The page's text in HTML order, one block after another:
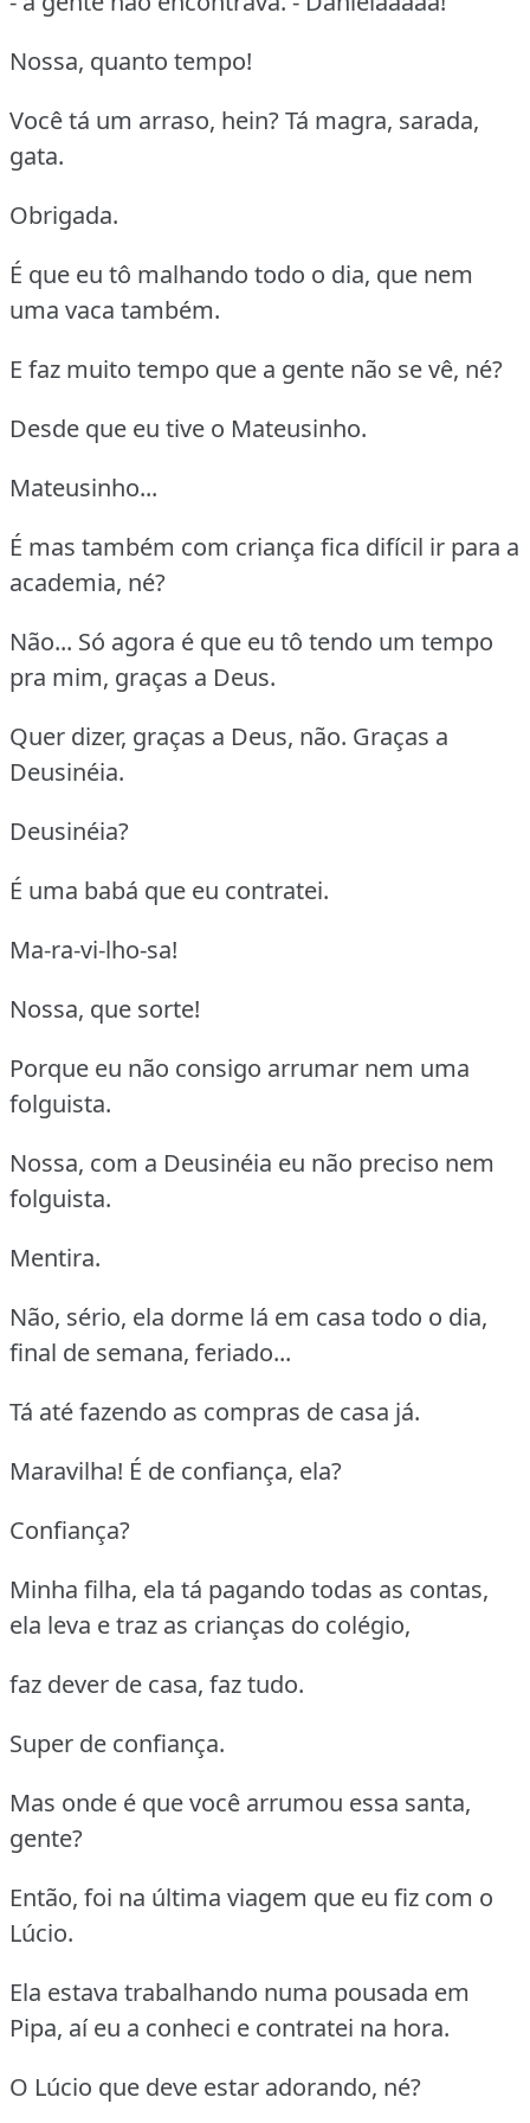
Nossa, quanto tempo!
Você tá um arraso, hein? Tá magra, sarada,
gata.
Obrigada.
É que eu tô malhando todo o dia, que nem
uma vaca também.
E faz muito tempo que a gente não se vê, né?
Desde que eu tive o Mateusinho.
Mateusinho...
É mas também com criança fica difícil ir para a
academia, né?
Não... Só agora é que eu tô tendo um tempo
pra mim, graças a Deus.
Quer dizer, graças a Deus, não. Graças a
Deusinéia.
Deusinéia?
É uma babá que eu contratei.
Ma-ra-vi-lho-sa!
Nossa, que sorte!
Porque eu não consigo arrumar nem uma
folguista.
Nossa, com a Deusinéia eu não preciso nem
folguista.
Mentira.
Não, sério, ela dorme lá em casa todo o dia,
final de semana, feriado...
Tá até fazendo as compras de casa já.
Maravilha! É de confiança, ela?
Confiança?
Minha filha, ela tá pagando todas as contas,
ela leva e traz as crianças do colégio,
faz dever de casa, faz tudo.
Super de confiança.
Mas onde é que você arrumou essa santa,
gente?
Então, foi na última viagem que eu fiz com o
Lúcio.
Ela estava trabalhando numa pousada em
Pipa, aí eu a conheci e contratei na hora.
O Lúcio que deve estar adorando, né?